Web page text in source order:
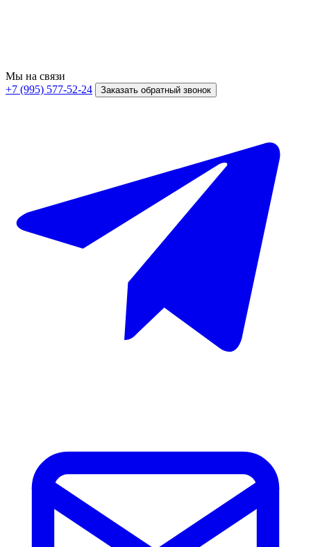
Мы на связи
+7 (995) 577-52-24
Заказать обратный звонок